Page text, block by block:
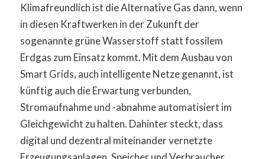
Klimafreundlich ist die Alternative Gas dann, wenn
in diesen Kraftwerken in der Zukunft der
sogenannte grüne Wasserstoff statt fossilem
Erdgas zum Einsatz kommt. Mit dem Ausbau von
Smart Grids, auch intelligente Netze genannt, ist
künftig auch die Erwartung verbunden,
Stromaufnahme und -abnahme automatisiert im
Gleichgewicht zu halten. Dahinter steckt, dass
digital und dezentral miteinander vernetzte